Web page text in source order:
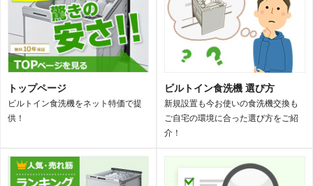
トップページ
ビルトイン食洗機をネット特価で提
供！
ビルトイン食洗機 選び方
新規設置も今お使いの食洗機交換も
ご自宅の環境に合った選び方をご紹
介！